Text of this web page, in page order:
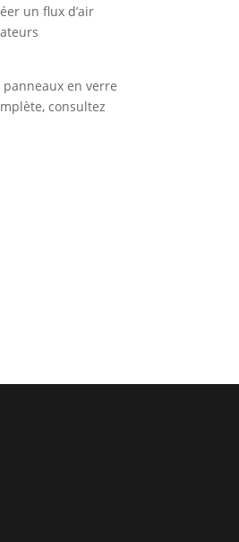
un flux d’air
en verre
consultez